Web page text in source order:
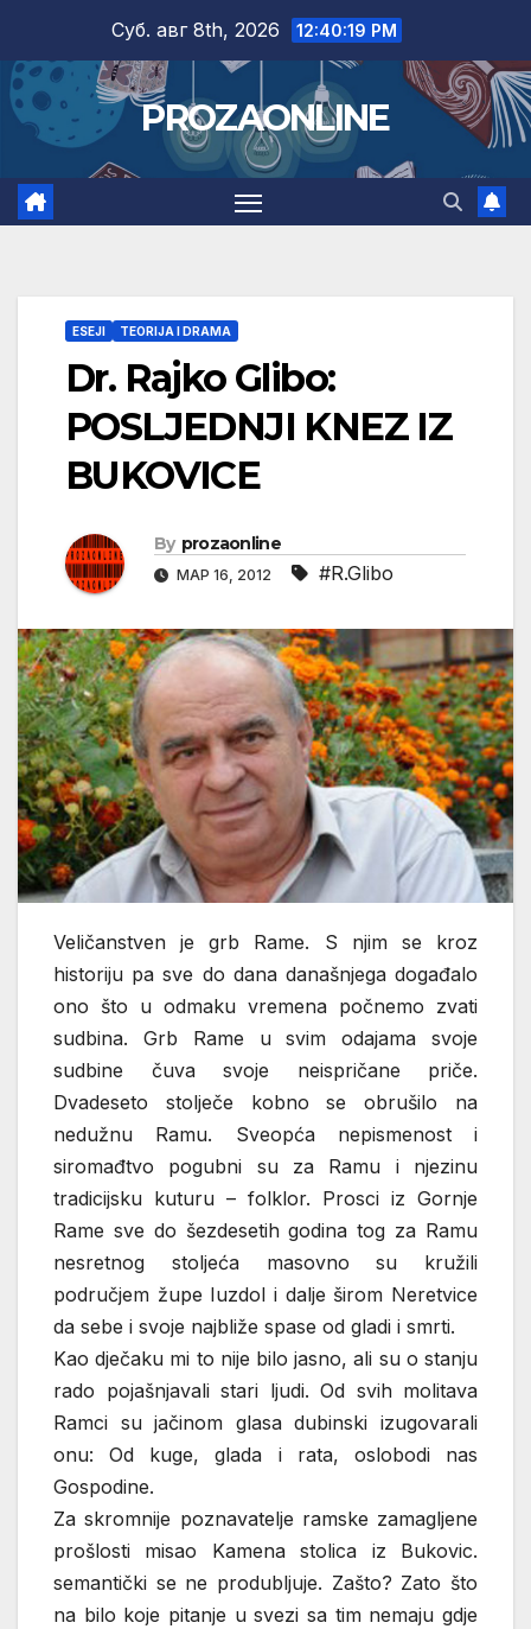
content
Суб. авг 8th, 2026 12:40:20 PM
PROZAONLINE
ESEJI TEORIJA I DRAMA
Dr. Rajko Glibo:
POSLJEDNJI KNEZ IZ
BUKOVICE
By prozaonline
МАР 16, 2012 #R.Glibo
Veličanstven je grb Rame. S njim se kroz
historiju pa sve do dana današnjega događalo
ono što u odmaku vremena počnemo zvati
sudbina. Grb Rame u svim odajama svoje
sudbine čuva svoje neispričane priče.
Dvadeseto stolječe kobno se obrušilo na
nedužnu Ramu. Sveopća nepismenost i
siromađtvo pogubni su za Ramu i njezinu
tradicijsku kuturu – folklor. Prosci iz Gornje
Rame sve do šezdesetih godina tog za Ramu
nesretnog stoljeća masovno su kružili
područjem župe Iuzdol i dalje širom Neretvice
da sebe i svoje najbliže spase od gladi i smrti.
Kao dječaku mi to nije bilo jasno, ali su o stanju
rado pojašnjavali stari ljudi. Od svih molitava
Ramci su jačinom glasa dubinski izugovarali
onu: Od kuge, glada i rata, oslobodi nas
Gospodine.
Za skromnije poznavatelje ramske zamagljene
prošlosti misao Kamena stolica iz Bukovic.
semantički se ne produbljuje. Zašto? Zato što
na bilo koje pitanje u svezi sa tim nemaju gdje